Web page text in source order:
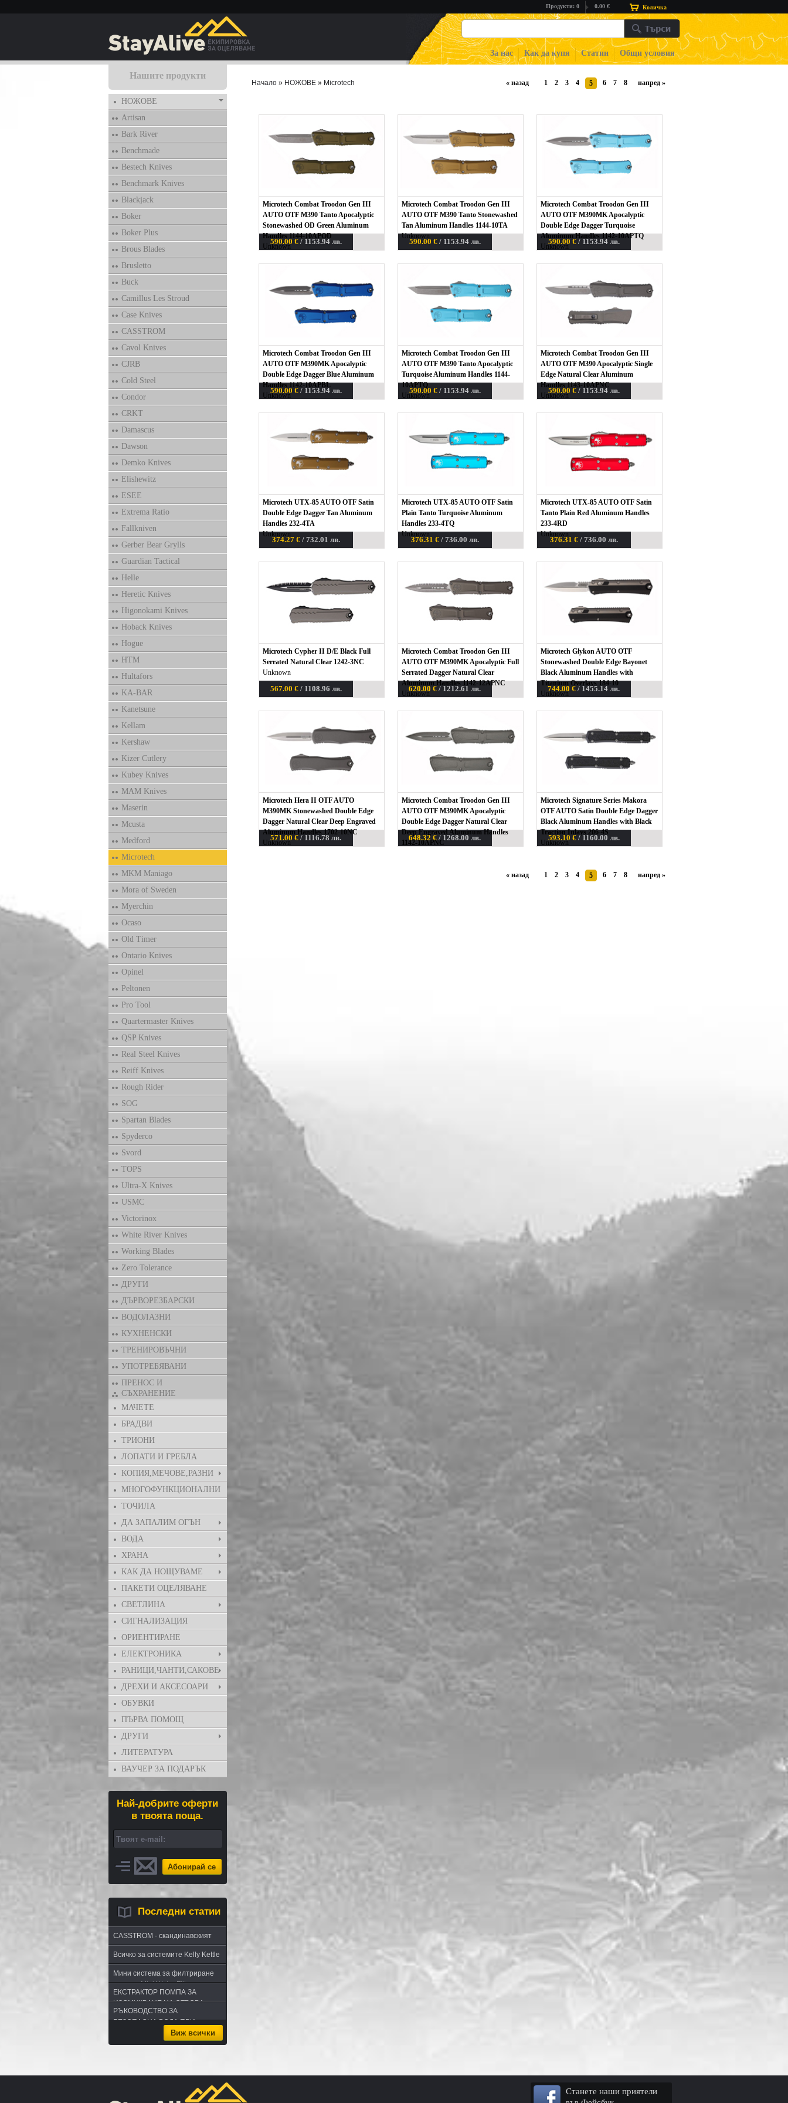
0.00 €
Продукти: 0 Количка
За нас Как да купя Статии Общи условия
Нашите продукти
НОЖОВЕ
Artisan
Bark River
Benchmade
Bestech Knives
Benchmark Knives
Blackjack
Boker
Boker Plus
Brous Blades
Brusletto
Buck
Camillus Les Stroud
Case Knives
CASSTROM
Cavol Knives
CJRB
Cold Steel
Condor
CRKT
Damascus
Dawson
Demko Knives
Elishewitz
ESEE
Extrema Ratio
Fallkniven
Gerber Bear Grylls
Guardian Tactical
Helle
Heretic Knives
Higonokami Knives
Hoback Knives
Hogue
HTM
Hultafors
KA-BAR
Kanetsune
Kellam
Kershaw
Kizer Cutlery
Kubey Knives
MAM Knives
Maserin
Mcusta
Medford
Microtech
MKM Maniago
Mora of Sweden
Myerchin
Ocaso
Old Timer
Ontario Knives
Opinel
Peltonen
Pro Tool
Quartermaster Knives
QSP Knives
Real Steel Knives
Reiff Knives
Rough Rider
SOG
Spartan Blades
Spyderco
Svord
TOPS
Ultra-X Knives
USMC
Victorinox
White River Knives
Working Blades
Zero Tolerance
ДРУГИ
ДЪРВОРЕЗБАРСКИ
ВОДОЛАЗНИ
КУХНЕНСКИ
ТРЕНИРОВЪЧНИ
УПОТРЕБЯВАНИ
ПРЕНОС И
СЪХРАНЕНИЕ
МАЧЕТЕ
БРАДВИ
ТРИОНИ
ЛОПАТИ И ГРЕБЛА
КОПИЯ,МЕЧОВЕ,РАЗНИ
МНОГОФУНКЦИОНАЛНИ
ТОЧИЛА
ДА ЗАПАЛИМ ОГЪН
ВОДА
ХРАНА
КАК ДА НОЩУВАМЕ
ПАКЕТИ ОЦЕЛЯВАНЕ
СВЕТЛИНА
СИГНАЛИЗАЦИЯ
ОРИЕНТИРАНЕ
ЕЛЕКТРОНИКА
РАНИЦИ,ЧАНТИ,САКОВЕ
ДРЕХИ И АКСЕСОАРИ
ОБУВКИ
ПЪРВА ПОМОЩ
ДРУГИ
ЛИТЕРАТУРА
ВАУЧЕР ЗА ПОДАРЪК
Най-добрите оферти
в твоята поща.
Абонирай се
Последни статии
CASSTROM - скандинавският
път в оцеляването или
бушкрафт по лапландски
Всичко за системите Kelly Kettle
Мини система за филтриране
на вода Mini Water Filter
ЕКСТРАКТОР ПОМПА ЗА
ИЗСМУКВАНЕ НА ОТРОВА -
комплект за извличане на
РЪКОВОДСТВО ЗА
БЕЗОПАСНА ВОДА ПРИ
Виж всички
Начало» НОЖОВЕ» Microtech « назад 1 2 3 4 5 6 7 8 напред»
Microtech Combat Troodon Gen III
AUTO OTF M390 Tanto Apocalyptic
Stonewashed OD Green Aluminum
Handles 1144-10APOD
Unknown
590.00 € / 1153.94 лв.
Microtech Combat Troodon Gen III
AUTO OTF M390 Tanto Stonewashed
Tan Aluminum Handles 1144-10TA
Unknown
590.00 € / 1153.94 лв.
Microtech Combat Troodon Gen III
AUTO OTF M390MK Apocalyptic
Double Edge Dagger Turquoise
Aluminum Handles 1142-10APTQ
Unknown
590.00 € / 1153.94 лв.
Microtech Combat Troodon Gen III
AUTO OTF M390MK Apocalyptic
Double Edge Dagger Blue Aluminum
Handles 1142-10APBL
Unknown
590.00 € / 1153.94 лв.
Microtech Combat Troodon Gen III
AUTO OTF M390 Tanto Apocalyptic
Turquoise Aluminum Handles 1144-
10APTQ
Unknown
590.00 € / 1153.94 лв.
Microtech Combat Troodon Gen III
AUTO OTF M390 Apocalyptic Single
Edge Natural Clear Aluminum
Handles 1143-10APNC
Unknown
590.00 € / 1153.94 лв.
Microtech UTX-85 AUTO OTF Satin
Double Edge Dagger Tan Aluminum
Handles 232-4TA
Unknown
374.27 € / 732.01 лв.
Microtech UTX-85 AUTO OTF Satin
Plain Tanto Turquoise Aluminum
Handles 233-4TQ
Unknown
376.31 € / 736.00 лв.
Microtech UTX-85 AUTO OTF Satin
Tanto Plain Red Aluminum Handles
233-4RD
Unknown
376.31 € / 736.00 лв.
Microtech Cypher II D/E Black Full
Serrated Natural Clear 1242-3NC
Unknown
567.00 € / 1108.96 лв.
Microtech Combat Troodon Gen III
AUTO OTF M390MK Apocalyptic Full
Serrated Dagger Natural Clear
Aluminum Handles 1142-12APNC
Unknown
620.00 € / 1212.61 лв.
Microtech Glykon AUTO OTF
Stonewashed Double Edge Bayonet
Black Aluminum Handles with
Titanium Overlays 184-10
Unknown
744.00 € / 1455.14 лв.
Microtech Hera II OTF AUTO
M390MK Stonewashed Double Edge
Dagger Natural Clear Deep Engraved
Aluminum Handles 1702-10NC
Unknown
571.00 € / 1116.78 лв.
Microtech Combat Troodon Gen III
AUTO OTF M390MK Apocalyptic
Double Edge Dagger Natural Clear
Deep Engraved Aluminum Handles
1142-10APNC
648.32 €/ 1268.00 лв.
Microtech Signature Series Makora
OTF AUTO Satin Double Edge Dagger
Black Aluminum Handles with Black
Traction Inlays 206-4S
Unknown
593.10 € / 1160.00 лв.
« назад 1 2 3 4 5 6 7 8 напред»
Станете наши приятели